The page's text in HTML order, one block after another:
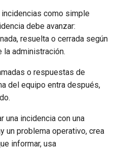
como simple
debe avanzar:
resuelta o cerrada según
la administración.
o respuestas de
del equipo entra después,
una incidencia con una
un problema operativo, crea
informar, usa